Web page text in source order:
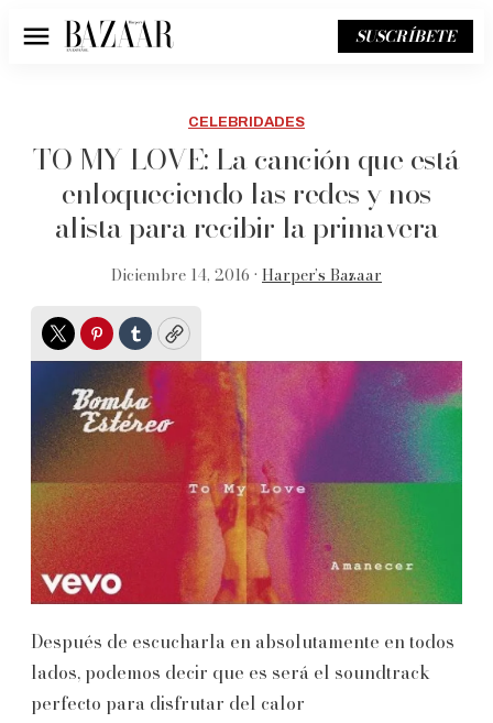
Menú SUSCRÍBETE
CELEBRIDADES
TO MY LOVE: La canción que está
enloqueciendo las redes y nos
alista para recibir la primavera
Diciembre 14, 2016 • Harper’s Bazaar
TwitterPinterest
TumblrCopy
Después de escucharla en absolutamente en todos
lados, podemos decir que es será el soundtrack
perfecto para disfrutar del calor